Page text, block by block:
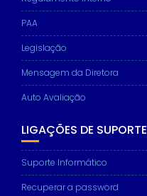
PAA
Legislação
Mensagem da Diretora
Auto Avaliação
LIGAÇÕES DE SUPORTE
Suporte Informático
Recuperar a password